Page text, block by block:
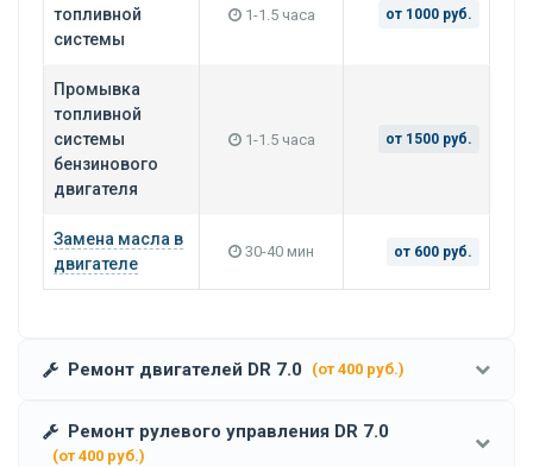
топливной
системы
1-1.5 часа от 1000 руб.
Промывка
топливной
системы
бензинового
двигателя
1-1.5 часа от 1500 руб.
Замена масла в
двигателе
30-40 мин от 600 руб.
Ремонт двигателей DR 7.0 (от 400 руб.)
Ремонт рулевого управления DR 7.0
(от 400 руб.)